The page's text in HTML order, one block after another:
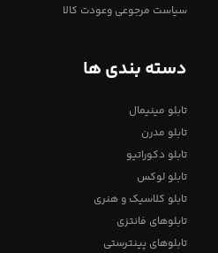
سیاست مرجوعی وعودت کالا
دسته بندی ها
تابلو مینیمال
تابلو مدرن
تابلو دکوراتیو
تابلو لوکس
تابلو کلاسیک و هنری
تابلوهای فانتزی
تابلوهای پینترستی